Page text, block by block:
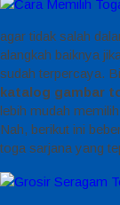
agar tidak salah
alangkah baiknya
sudah terpercaya.
katalog gambar
lebih mudah
Nah, berikut ini
toga sarjana yang